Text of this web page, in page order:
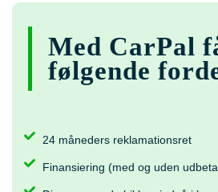
Med CarPal
følgende
24 måneders reklamationsret
Finansiering (med og uden